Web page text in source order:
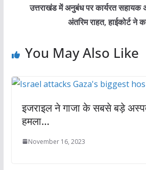
उत्तराखंड में अनुबंध पर कार्यरत सहायक
अंतरिम राहत, हाईकोर्ट ने
You May Also Like
इजराइल ने गाजा के सबसे बड़े
हमला…
November 16, 2023